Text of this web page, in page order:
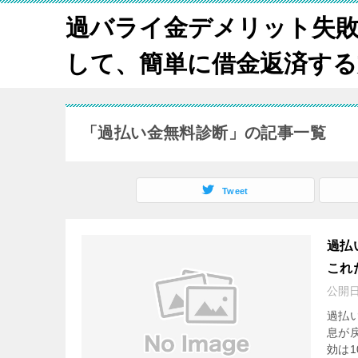
過バライ金デメリット失
して、簡単に借金返済す
「過払い金無料診断」の記事一覧
Tweet
過払
これ
公開
過払
息が
効は